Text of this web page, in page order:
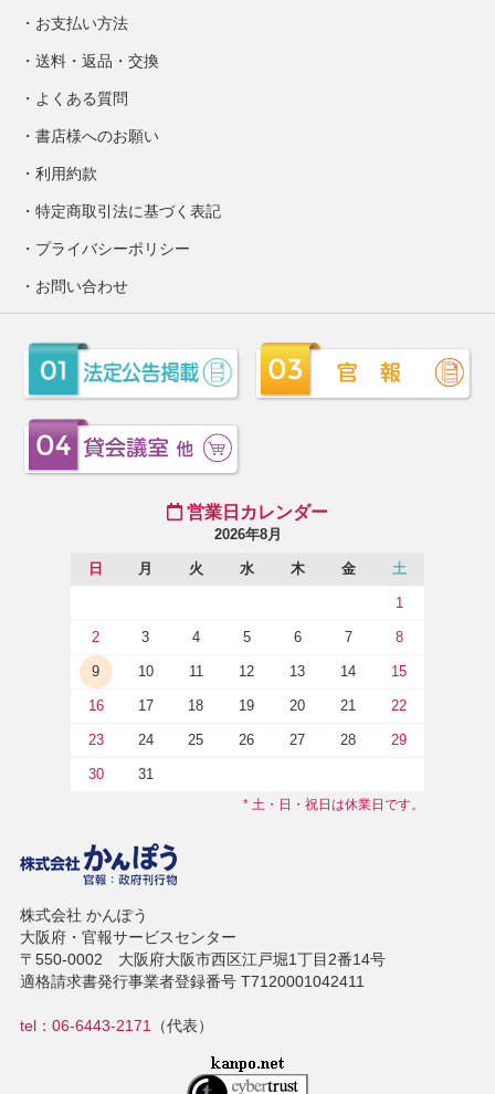
お支払い方法
送料・返品・交換
よくある質問
書店様へのお願い
利用約款
特定商取引法に基づく表記
プライバシーポリシー
お問い合わせ
営業日カレンダー
2026年8月
日 月 火 水 木 金 土
1
2 3 4 5 6 7 8
9 10 11 12 13 14 15
16 17 18 19 20 21 22
23 24 25 26 27 28 29
30 31
* 土・日・祝日は休業日です。
株式会社 かんぽう
大阪府・官報サービスセンター
〒550-0002 大阪府大阪市西区江戸堀1丁目2番14号
適格請求書発行事業者登録番号 T7120001042411
tel：06-6443-2171（代表）